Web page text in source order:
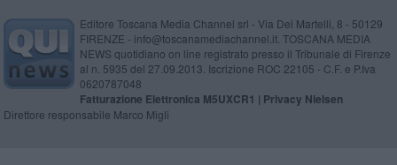
Editore Toscana Media Channel srl - Via Dei Martelli, 8 - 50129
FIRENZE - info@toscanamediachannel.it. TOSCANA MEDIA
NEWS quotidiano on line registrato presso il Tribunale di Firenze
al n. 5935 del 27.09.2013. Iscrizione ROC 22105 - C.F. e P.Iva
0620787048
Fatturazione Elettronica M5UXCR1 | Privacy Nielsen
Direttore responsabile Marco Migli